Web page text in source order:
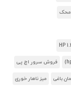
محک
فروش سرور اچ پی
باغی میز ناهار خوری